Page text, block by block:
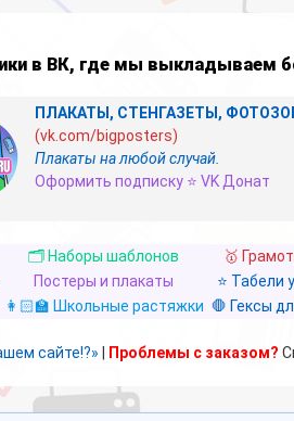
в ВК, где мы выкладываем
ПЛАКАТЫ, СТЕНГАЗЕТЫ,
(vk.com/bigposters)
Плакаты на любой случай.
Оформить подписку ⭐ VK Донат
🗂️ Наборы шаблонов 🥇
Постеры и плакаты ⭐ Табели
👩🏻‍🏫 Школьные растяжки 🛑 Гексы
сайте!?» Проблемы с заказом?